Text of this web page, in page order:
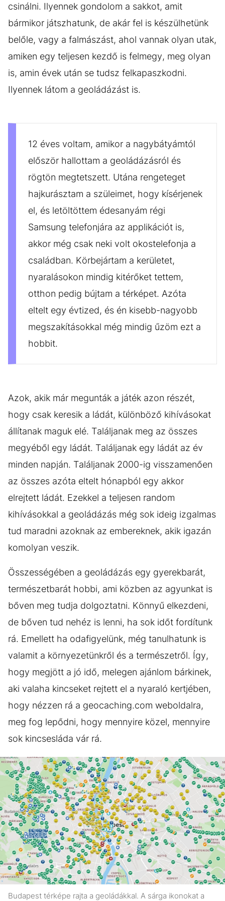
csinálni. Ilyennek gondolom a sakkot, amit
bármikor játszhatunk, de akár fel is készülhetünk
belőle, vagy a falmászást, ahol vannak olyan utak,
amiken egy teljesen kezdő is felmegy, meg olyan
is, amin évek után se tudsz felkapaszkodni.
Ilyennek látom a geoládázást is.
12 éves voltam, amikor a nagybátyámtól
először hallottam a geoládázásról és
rögtön megtetszett. Utána rengeteget
hajkurásztam a szüleimet, hogy kísérjenek
el, és letöltöttem édesanyám régi
Samsung telefonjára az applikációt is,
akkor még csak neki volt okostelefonja a
családban. Körbejártam a kerületet,
nyaralásokon mindig kitérőket tettem,
otthon pedig bújtam a térképet. Azóta
eltelt egy évtized, és én kisebb-nagyobb
megszakításokkal még mindig űzöm ezt a
hobbit.
Azok, akik már megunták a játék azon részét,
hogy csak keresik a ládát, különböző kihívásokat
állítanak maguk elé. Találjanak meg az összes
megyéből egy ládát. Találjanak egy ládát az év
minden napján. Találjanak 2000-ig visszamenően
az összes azóta eltelt hónapból egy akkor
elrejtett ládát. Ezekkel a teljesen random
kihívásokkal a geoládázás még sok ideig izgalmas
tud maradni azoknak az embereknek, akik igazán
komolyan veszik.
Összességében a geoládázás egy gyerekbarát,
természetbarát hobbi, ami közben az agyunkat is
bőven meg tudja dolgoztatni. Könnyű elkezdeni,
de bőven tud nehéz is lenni, ha sok időt fordítunk
rá. Emellett ha odafigyelünk, még tanulhatunk is
valamit a környezetünkről és a természetről. Így,
hogy megjött a jó idő, melegen ajánlom bárkinek,
aki valaha kincseket rejtett el a nyaraló kertjében,
hogy nézzen rá a geocaching.com weboldalra,
meg fog lepődni, hogy mennyire közel, mennyire
sok kincsesláda vár rá.
Budapest térképe rajta a geoládákkal. A sárga ikonokat a